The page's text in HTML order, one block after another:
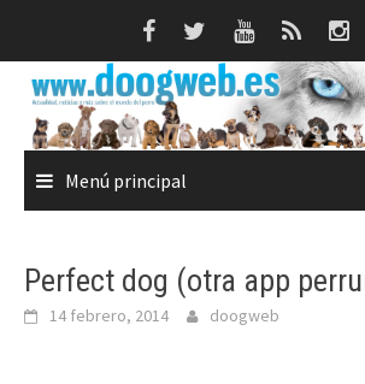
Menú principal
Perfect dog (otra app
14 febrero, 2014 doogweb